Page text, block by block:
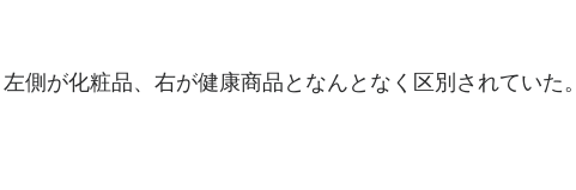
側が化粧品、右が健康商品となんとなく区別されていた。